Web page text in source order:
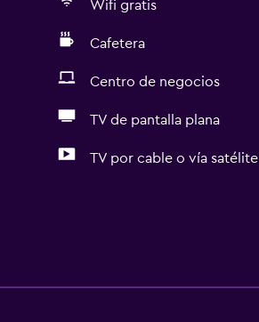
Wifi gratis
Cafetera
Centro de negocios
TV de pantalla plana
TV por cable o vía satélite